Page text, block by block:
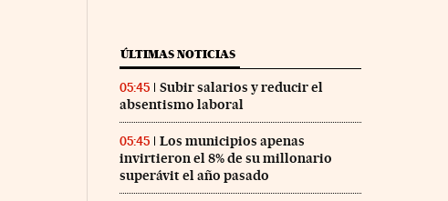
ÚLTIMAS NOTICIAS
05:45
Subir salarios y reducir el
absentismo laboral
05:45
Los municipios apenas
invirtieron el 8% de su millonario
superávit el año pasado